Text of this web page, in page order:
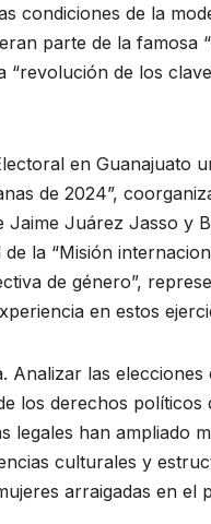
condiciones de la
parte de la famosa
de los
en Guanajuato
de 2024”,
Jaime Juárez Jasso y
la “Misión
de género”,
en estos
Analizar las elecciones
los derechos políticos
legales han ampliado
culturales y
arraigadas en el